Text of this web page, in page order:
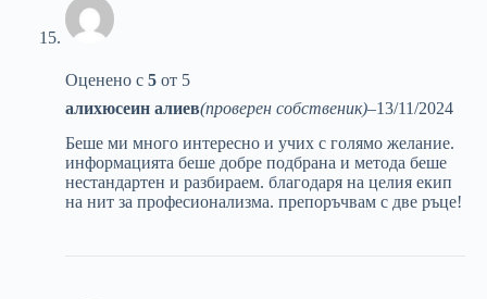
Оценено с 5 от 5
алихюсеин алиев(проверен собственик)–13/11/2024
Беше ми много интересно и учих с голямо желание.
информацията беше добре подбрана и метода беше
нестандартен и разбираем. благодаря на целия екип
на нит за професионализма. препоръчвам с две ръце!